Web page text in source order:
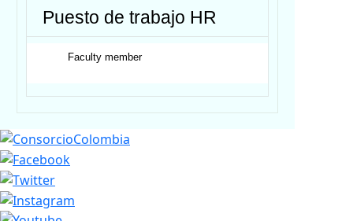
Puesto de trabajo HR
Faculty member